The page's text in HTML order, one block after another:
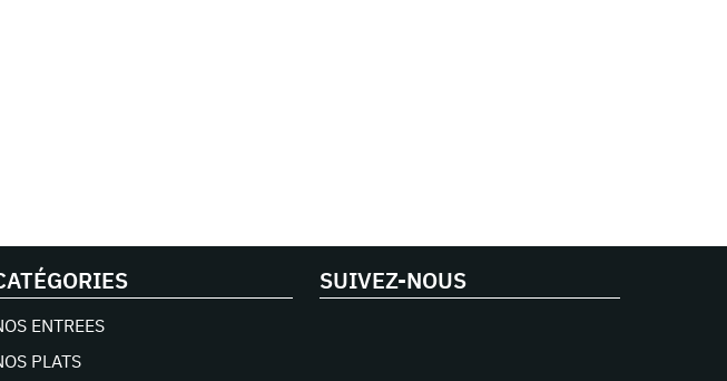
ENTREES
PLATS
SUIVEZ-NOUS